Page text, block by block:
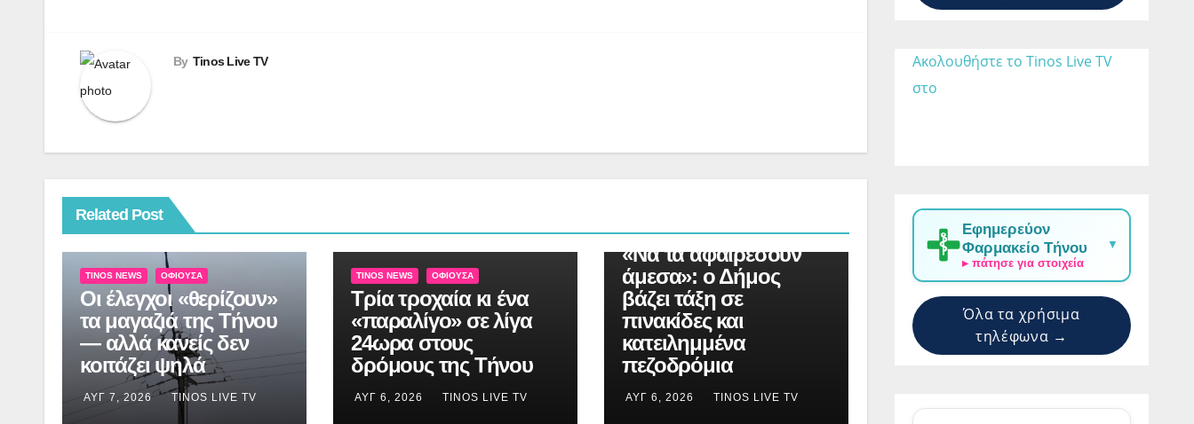
By Tinos Live TV
Related Post
TINOS NEWS ΟΦΙΟΎΣΑ
Οι έλεγχοι «θερίζουν»
τα μαγαζιά της Τήνου
— αλλά κανείς δεν
κοιτάζει ψηλά
ΑΥΓ 7, 2026 TINOS LIVE TV
TINOS NEWS ΟΦΙΟΎΣΑ
Τρία τροχαία κι ένα
«παραλίγο» σε λίγα
24ωρα στους
δρόμους της Τήνου
ΑΥΓ 6, 2026 TINOS LIVE TV
TINOS NEWS ΟΦΙΟΎΣΑ
«Να τα αφαιρέσουν
άμεσα»: ο Δήμος
βάζει τάξη σε
πινακίδες και
κατειλημμένα
πεζοδρόμια
ΑΥΓ 6, 2026 TINOS LIVE TV
Ακολουθήστε το Tinos Live TV
στο
Εφημερεύον
Φαρμακείο Τήνου
▸ πάτησε για στοιχεία
▼
Όλα τα χρήσιμα
τηλέφωνα →